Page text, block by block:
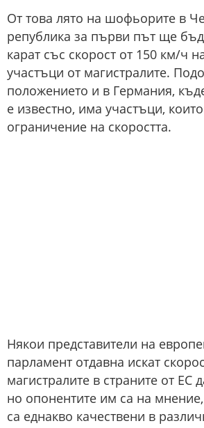
От това лято на шофьорите в
република за първи път ще
карат със скорост от 150 км/ч
участъци от магистралите.
положението и в Германия,
е известно, има участъци,
ограничение на скоростта.
Някои представители на
парламент отдавна искат
магистралите в страните от ЕС
но опонентите им са на
са еднакво качествени в